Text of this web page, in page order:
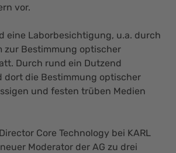
vor.
eine Laborbesichtigung, u.a. durch
zur Bestimmung optischer
Durch rund ein Dutzend
dort die Bestimmung optischer
und festen trüben Medien
Core Technology bei KARL
Moderator der AG zu drei